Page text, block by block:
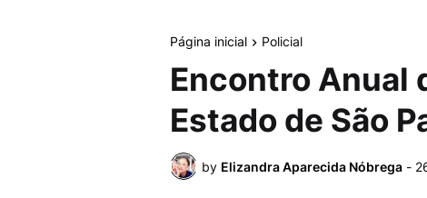
Página inicial Policial
Encontro Anual
Estado de São
by Elizandra Aparecida Nóbrega -